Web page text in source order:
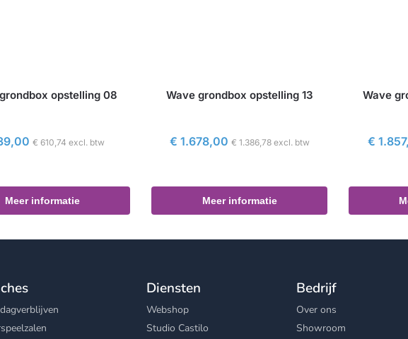
opstelling 08
€ 610,74 excl. btw
Meer informatie
Wave grondbox opstelling 13
€ 1.678,00 € 1.386,78excl. btw
Meer informatie
Wave
€
Diensten
Webshop
Studio Castilo
Bedrijf
Over ons
Showroom